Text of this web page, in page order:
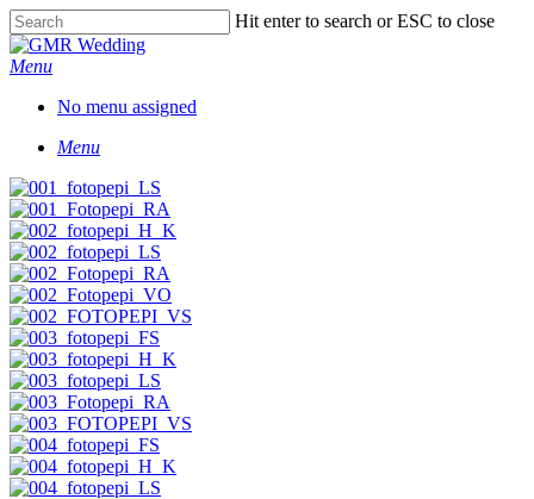
Skip
to
main
Hit enter to search or ESC to close
Close
Search
Menu
No menu assigned
Menu